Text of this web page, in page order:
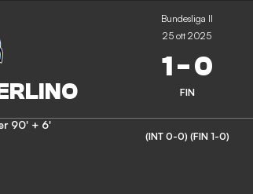
Bundesliga II
25 ott 2025
1-0
FIN
90' + 6'
(INT 0-0) (FIN 1-0)